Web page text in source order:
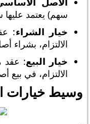
سهم) يعتمد
خيار الشراء:
الالتزام، بشراء
خيار البيع: عقد
الالتزام، في
وسيط خيارات